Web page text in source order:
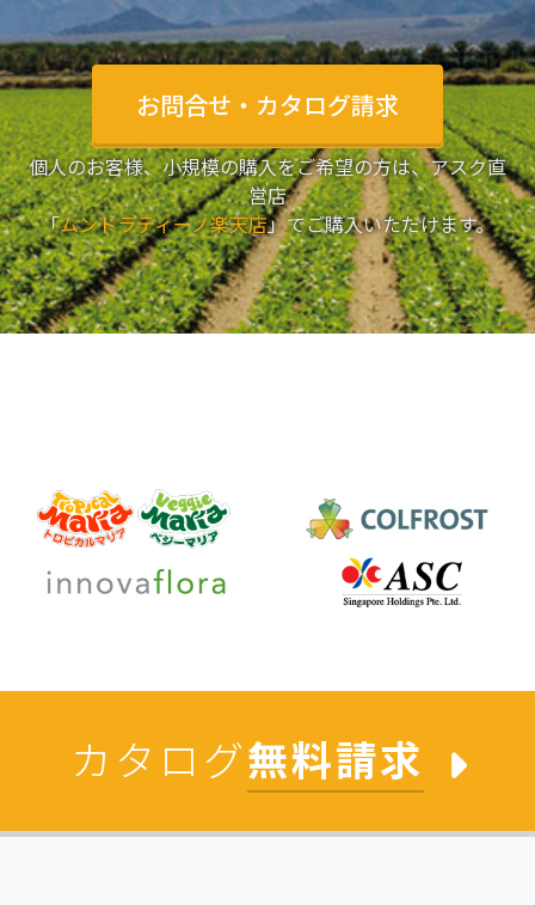
お問合せ・カタログ請求
個人のお客様、小規模の購入をご希望の方は、アスク直
営店
「ムンドラティーノ楽天店」でご購入いただけます。
カタログ無料請求